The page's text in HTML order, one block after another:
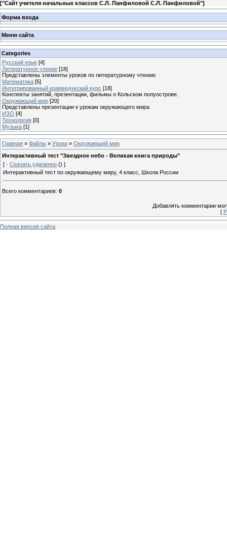
["Сайт учителя начальных классов С.Л. Панфиловой С.Л. Панфиловой"]
Форма входа
Меню сайта
Categories
Русский язык [4]
Литературное чтение [18]
Представлены элементы уроков по литературному чтению
Математика [5]
Интегрированный краеведческий курс [18]
Конспекты занятий, презентации, фильмы о Кольском полуострове.
Окружающий мир [20]
Представлены презентации к урокам окружающего мира
ИЗО [4]
Технология [0]
Музыка [1]
Главная » Файлы » Уроки » Окружающий мир
Интерактивный тест "Звездное небо - Великая книга природы"
[ · Скачать удаленно () ]
Интерактивный тест по окружающему миру, 4 класс, Школа России
Всего комментариев: 0
Добавлять комментарии
[
Полная версия сайта